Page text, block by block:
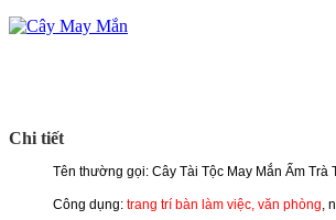
Chi tiết
Tên thường gọi: Cây Tài Tộc May Mắn Ấm Trà
Công dụng: trang trí bàn làm việc, văn phòng,